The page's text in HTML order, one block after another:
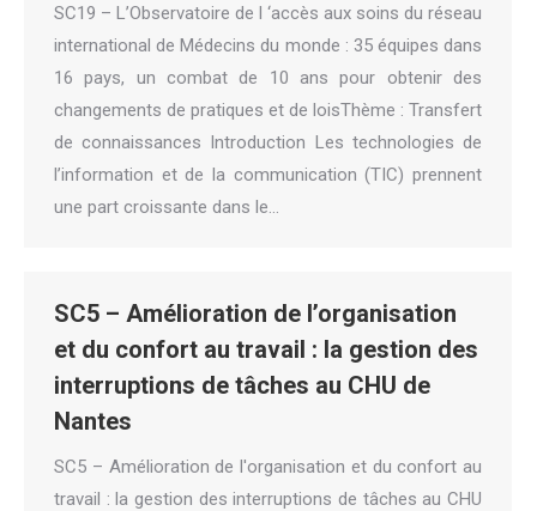
SC19 – L’Observatoire de l ‘accès aux soins du réseau
international de Médecins du monde : 35 équipes dans
16 pays, un combat de 10 ans pour obtenir des
changements de pratiques et de loisThème : Transfert
de connaissances Introduction Les technologies de
l’information et de la communication (TIC) prennent
une part croissante dans le…
SC5 – Amélioration de l’organisation
et du confort au travail : la gestion des
interruptions de tâches au CHU de
Nantes
SC5 – Amélioration de l'organisation et du confort au
travail : la gestion des interruptions de tâches au CHU